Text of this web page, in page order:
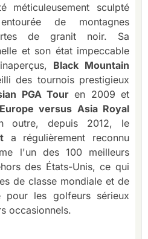
méticuleusement sculpté
de montagnes
de granit noir. Sa
et son état impeccable
Black Mountain
des tournois prestigieux
PGA Tour en 2009 et
Europe versus Asia Royal
outre, depuis 2012, le
a régulièrement reconnu
l'un des 100 meilleurs
des États-Unis, ce qui
de classe mondiale et de
pour les golfeurs sérieux
occasionnels.